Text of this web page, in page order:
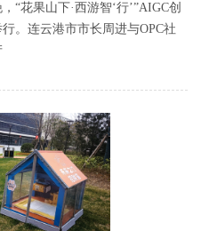
“花果山下·西游智‘行’”AIGC创
。连云港市市长周进与OPC社